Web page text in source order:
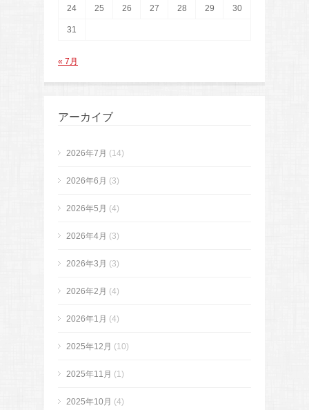
24 25 26 27 28 29 30
31
« 7月
アーカイブ
2026年7月 (14)
2026年6月 (3)
2026年5月 (4)
2026年4月 (3)
2026年3月 (3)
2026年2月 (4)
2026年1月 (4)
2025年12月 (10)
2025年11月 (1)
2025年10月 (4)